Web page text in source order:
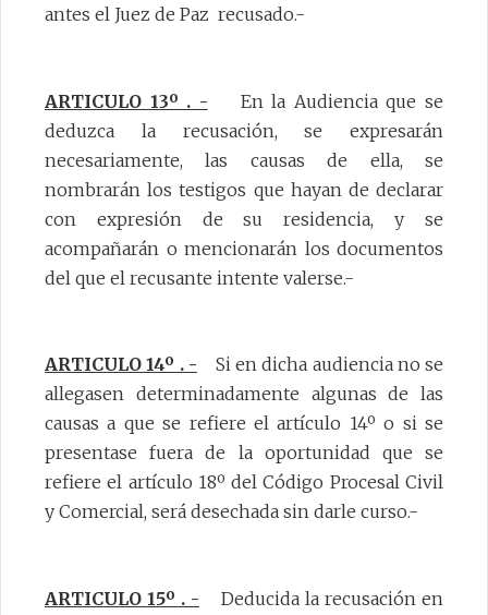
antes el Juez de Paz recusado.-
ARTICULO 13º . - En la Audiencia que se
deduzca la recusación, se expresarán
necesariamente, las causas de ella, se
nombrarán los testigos que hayan de declarar
con expresión de su residencia, y se
acompañarán o mencionarán los documentos
del que el recusante intente valerse.-
ARTICULO 14º . - Si en dicha audiencia no se
allegasen determinadamente algunas de las
causas a que se refiere el artículo 14º o si se
presentase fuera de la oportunidad que se
refiere el artículo 18º del Código Procesal Civil
y Comercial, será desechada sin darle curso.-
ARTICULO 15º . - Deducida la recusación en